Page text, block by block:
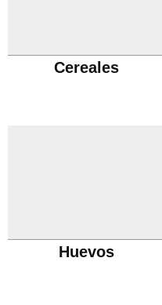
Cereales
Huevos